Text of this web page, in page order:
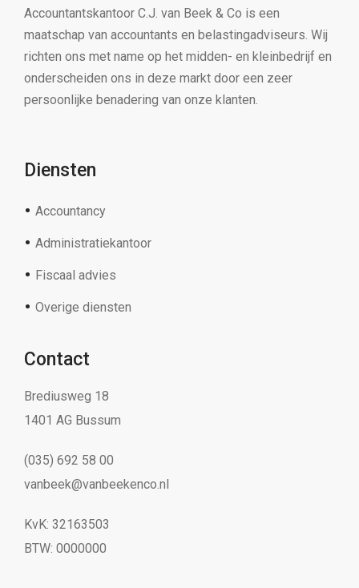
Accountantskantoor C.J. van Beek & Co is een
maatschap van accountants en belastingadviseurs. Wij
richten ons met name op het midden- en kleinbedrijf en
onderscheiden ons in deze markt door een zeer
persoonlijke benadering van onze klanten.
Diensten
Accountancy
Administratiekantoor
Fiscaal advies
Overige diensten
Contact
Brediusweg 18
1401 AG Bussum
(035) 692 58 00
vanbeek@vanbeekenco.nl
KvK: 32163503
BTW: 0000000